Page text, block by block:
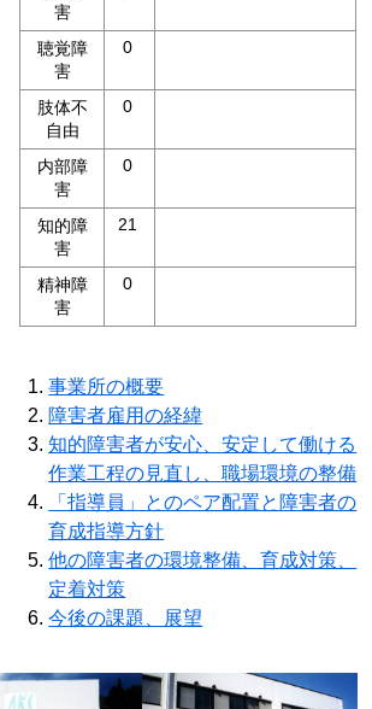
害
聴覚障
害
0
肢体不
自由
0
内部障
害
0
知的障
害
21
精神障
害
0
事業所の概要
障害者雇用の経緯
知的障害者が安心、安定して働ける
作業工程の見直し、職場環境の整備
「指導員」とのペア配置と障害者の
育成指導方針
他の障害者の環境整備、育成対策、
定着対策
今後の課題、展望